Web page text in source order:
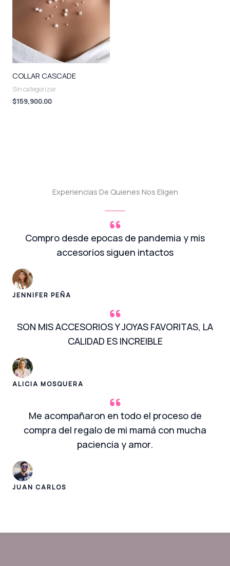
COLLAR CASCADE
Sin categorizar
$159,900.00
Experiencias De Quienes Nos Eligen
Compro desde epocas de pandemia y mis
accesorios siguen intactos
JENNIFER PEÑA
SON MIS ACCESORIOS Y JOYAS FAVORITAS, LA
CALIDAD ES INCREIBLE
ALICIA MOSQUERA
Me acompañaron en todo el proceso de
compra del regalo de mi mamá con mucha
paciencia y amor.
JUAN CARLOS